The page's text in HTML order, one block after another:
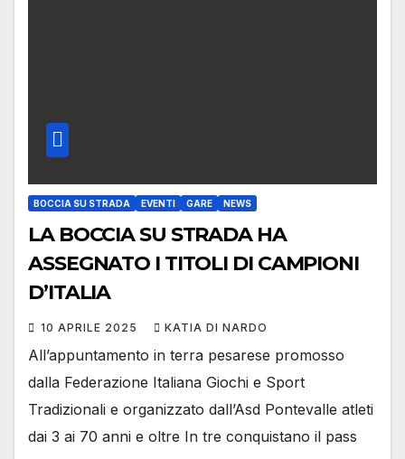
BOCCIA SU STRADA EVENTI GARE NEWS
LA BOCCIA SU STRADA HA
ASSEGNATO I TITOLI DI CAMPIONI
D’ITALIA
10 APRILE 2025 KATIA DI NARDO
All’appuntamento in terra pesarese promosso
dalla Federazione Italiana Giochi e Sport
Tradizionali e organizzato dall’Asd Pontevalle atleti
dai 3 ai 70 anni e oltre In tre conquistano il pass